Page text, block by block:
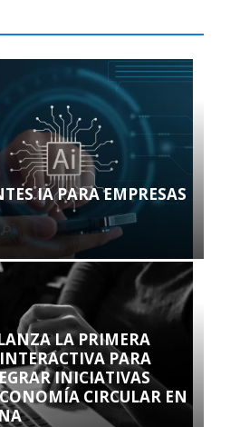
IA PARA EMPRESAS
LA PRIMERA
PARA
INICIATIVAS
CIRCULAR EN